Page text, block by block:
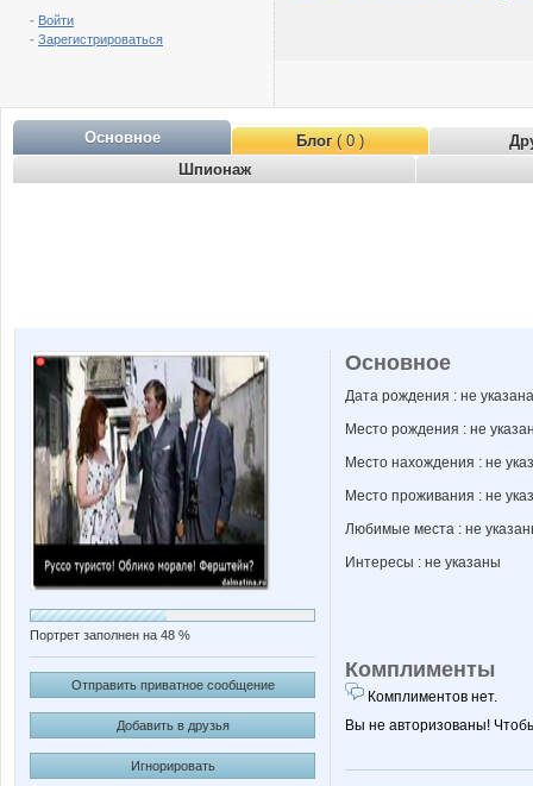
- Войти
- Зарегистрироваться
Основное Блог( 0 )
Шпионаж
Портрет заполнен на 48 %
Отправить приватное сообщение
Добавить в друзья
Игнорировать
Основное
Дата рождения : не указана
Место рождения : не
Место нахождения : не
Место проживания : не
Любимые места : не
Интересы : не указаны
Комплименты
Комплиментов нет.
Вы не авторизованы!